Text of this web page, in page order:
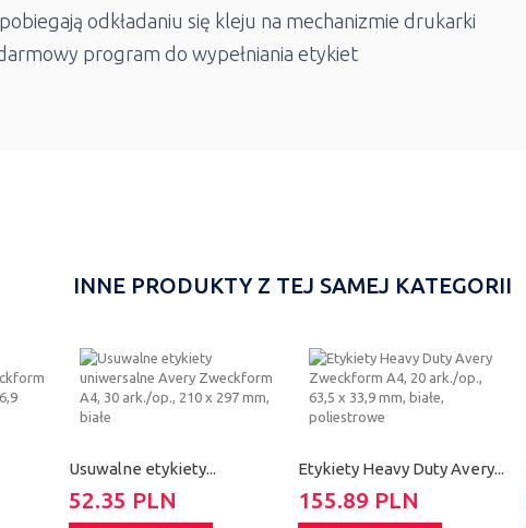
odkładaniu się kleju na mechanizmie drukarki
program do wypełniania etykiet
INNE PRODUKTY Z TEJ SAMEJ KATEGORII
Usuwalne etykiety...
52.35 PLN
Etykiety Heavy Duty Avery...
155.89 PLN